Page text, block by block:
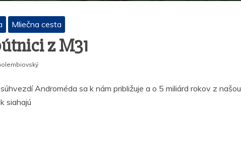
Mliečna cesta
z M31
Androméda sa k nám približuje a o 5 miliárd rokov z našou
siahajú